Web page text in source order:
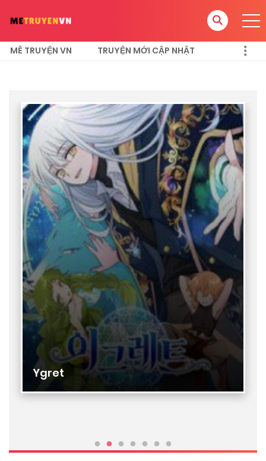
MÊ TRUYỆN VN TRUYỆN MỚI CẬP NHẬT
Ygret